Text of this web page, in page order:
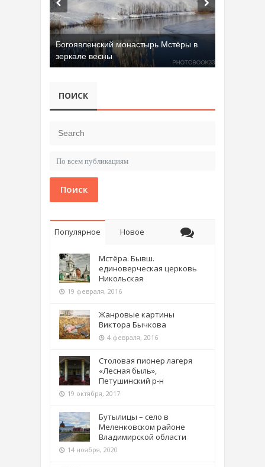
Богоявленский монастырь Мстёры в
зеркале весны
ПОИСК
Поиск
Популярное Новое
Мстёра. Бывш.
единоверческая церковь
Никольская
19 февраля, 2016
Жанровые картины
Виктора Бычкова
4 февраля, 2016
Столовая пионер лагеря
«Лесная быль»,
Петушинский р-н
19 октября, 2017
Бутылицы – село в
Меленковском районе
Владимирской области
14 ноября, 2020